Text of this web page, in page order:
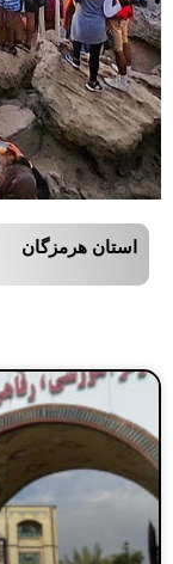
استان هرمزگان